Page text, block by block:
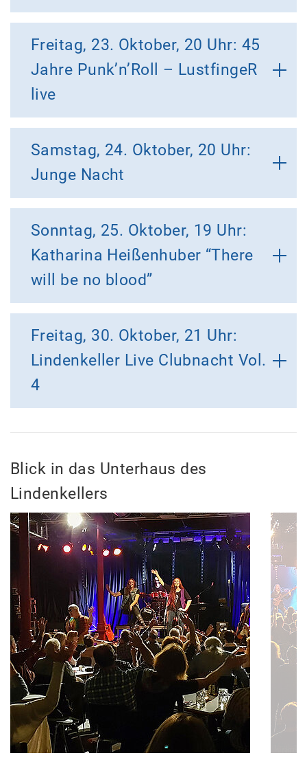
Freitag, 23. Oktober, 20 Uhr: 45
Jahre Punk’n’Roll – LustfingeR
live
Samstag, 24. Oktober, 20 Uhr:
Junge Nacht
Sonntag, 25. Oktober, 19 Uhr:
Katharina Heißenhuber “There
will be no blood”
Freitag, 30. Oktober, 21 Uhr:
Lindenkeller Live Clubnacht Vol.
4
Blick in das Unterhaus des
Lindenkellers